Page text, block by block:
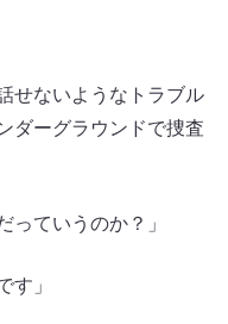
せないようなトラブル
ダーグラウンドで捜査
っていうのか？」
す」